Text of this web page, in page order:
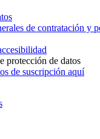
de contratación y
protección de datos
de suscripción aquí